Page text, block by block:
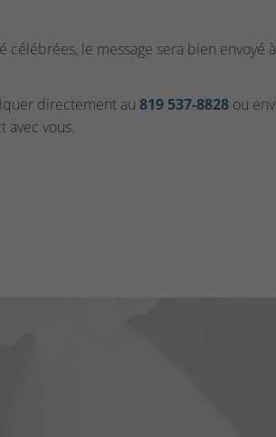
célébrées, le message sera bien envoyé
directement au 819 537‑8828ou
avec vous.